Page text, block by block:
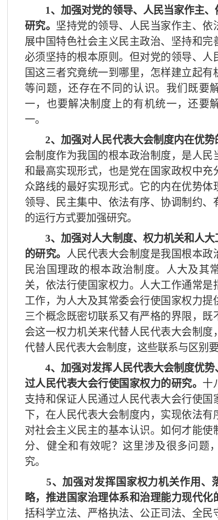
1、加强对党的领导、人民当家作主
研究。 坚持党的领导、人民当家作主、依
展中国特色社会主义民主政治、坚持和完
必须坚持的根本原则。但对党的领导、人
国这三者究竟统一到哪里，怎样建立起有
等问题，还存在不同的认识。我们既要
一，也要解决制度上的有机统一，还要
一。
2、加强对人民代表大会制度内在优势
会制度作为我国的根本政治制度，是人民
和最高实现形式，也是党在国家政权中充
众路线的最好实现形式。它的内在优势体
领导、民主集中、依法有序、协调制约、
的运行方式要加强研究。
3、加强对人大制度、权力机关和人
的研究。 人民代表大会制度是我国根本政
民治国理政的根本政治制度。人大及其
关，依法行使国家权力。人大工作通常是
工作，为人大及其常委会行使国家权力提
三个概念既密切联系又有严格的界限，既
会这一权力机关来代替人民代表大会制度
代替人民代表大会制度，这些联系与区别
4、加强对发挥人民代表大会制度优
过人民代表大会行使国家权力的研究。 十
支持和保证人民通过人民代表大会行使国
下，在人民代表大会制度内，实现依法有
对社会主义民主的基本认识。如何才能使
分、健全和有效呢？这里涉及很多问题
究。
5、加强对发挥国家权力机关作用、
略，推进国家治理体系和治理能力现代化
括科学立法、严格执法、公正司法、全民